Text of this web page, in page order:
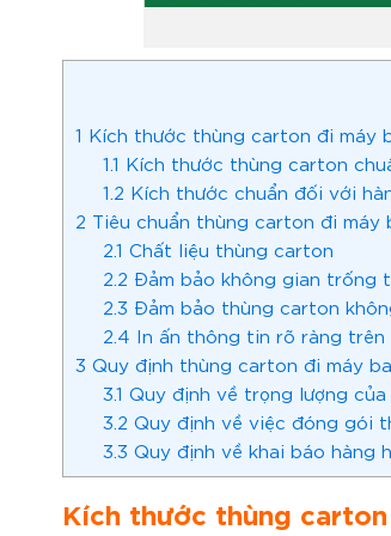
1 Kích thước thùng carton đi máy
1.1 Kích thước thùng carton
1.2 Kích thước chuẩn đối với
2 Tiêu chuẩn thùng carton đi máy
2.1 Chất liệu thùng carton
2.2 Đảm bảo không gian trống
2.3 Đảm bảo thùng carton
2.4 In ấn thông tin rõ ràng
3 Quy định thùng carton đi máy
3.1 Quy định về trọng lượng
3.2 Quy định về việc đóng gói
3.3 Quy định về khai báo hàng
Kích thước thùng